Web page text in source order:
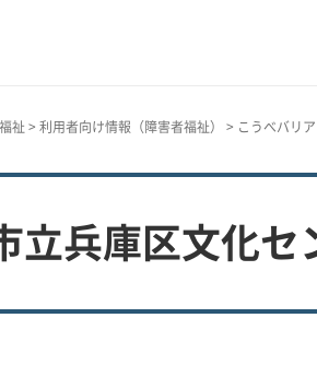
祉 > 利用者向け情報（障害者福祉） > こうべバリ
立兵庫区文化セ